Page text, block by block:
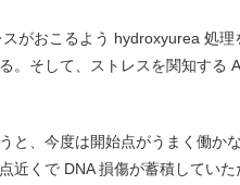
がおこるよう hydroxyurea 処
。そして、ストレスを関知する
と、今度は開始点がうまく働か
近くで DNA 損傷が蓄積してい